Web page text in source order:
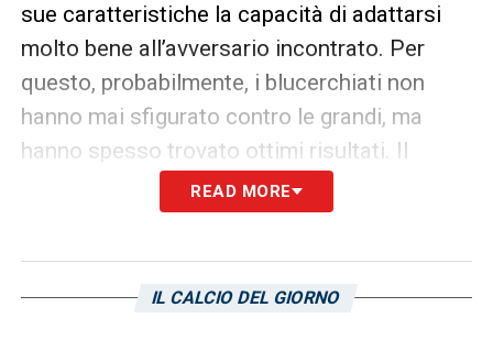
sue caratteristiche la capacità di adattarsi
molto bene all’avversario incontrato. Per
questo, probabilmente, i blucerchiati non
hanno mai sfigurato contro le grandi, ma
hanno spesso trovato ottimi risultati. Il
prossimo turno contro ilNapoli
essere l’occasione giusta per confermarsi.
Lazio,AtalantaeIntertra le prime
READ MORE
IL CALCIO DEL GIORNO